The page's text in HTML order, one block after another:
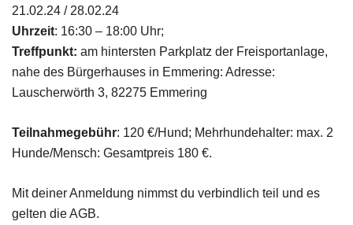
21.02.24 / 28.02.24
Uhrzeit: 16:30 – 18:00 Uhr;
Treffpunkt: am hintersten Parkplatz der Freisportanlage,
nahe des Bürgerhauses in Emmering: Adresse:
Lauscherwörth 3, 82275 Emmering
Teilnahmegebühr: 120 €/Hund; Mehrhundehalter: max. 2
Hunde/Mensch: Gesamtpreis 180 €.
Mit deiner Anmeldung nimmst du verbindlich teil und es
gelten die AGB.